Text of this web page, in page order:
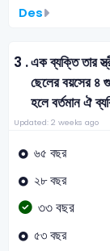
Des
3 .এক ব্যক্তি তার
ছেলের বয়সের ৪
হলে বর্তমান ঐ
Updated: 2 weeks ago
৬৫ বছর
২৮ বছর
৩৩ বছর
৫৩ বছর